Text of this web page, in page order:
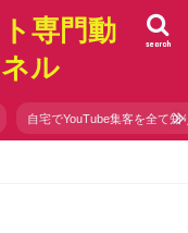
専門動
ル
search
自宅でYouTube集客を全て知